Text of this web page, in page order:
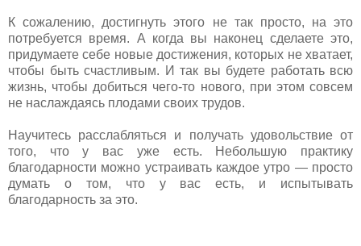
К сожалению, достигнуть этого не так просто, на это
потребуется время. А когда вы наконец сделаете это,
придумаете себе новые достижения, которых не хватает,
чтобы быть счастливым. И так вы будете работать всю
жизнь, чтобы добиться чего-то нового, при этом совсем
не наслаждаясь плодами своих трудов.
Научитесь расслабляться и получать удовольствие от
того, что у вас уже есть. Небольшую практику
благодарности можно устраивать каждое утро — просто
думать о том, что у вас есть, и испытывать
благодарность за это.